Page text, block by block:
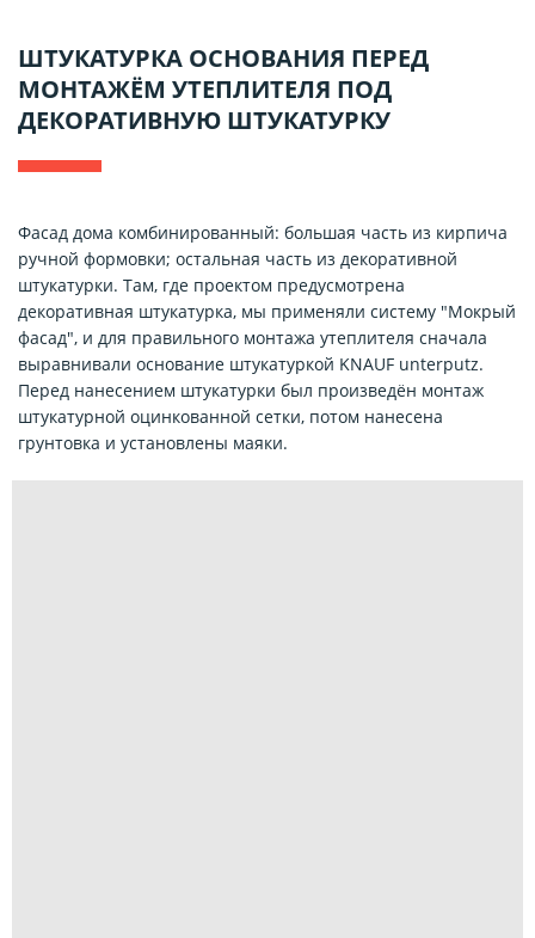
ШТУКАТУРКА ОСНОВАНИЯ ПЕРЕД
МОНТАЖЁМ УТЕПЛИТЕЛЯ ПОД
ДЕКОРАТИВНУЮ ШТУКАТУРКУ
Фасад дома комбинированный: большая часть из кирпича
ручной формовки; остальная часть из декоративной
штукатурки. Там, где проектом предусмотрена
декоративная штукатурка, мы применяли систему "Мокрый
фасад", и для правильного монтажа утеплителя сначала
выравнивали основание штукатуркой KNAUF unterputz.
Перед нанесением штукатурки был произведён монтаж
штукатурной оцинкованной сетки, потом нанесена
грунтовка и установлены маяки.